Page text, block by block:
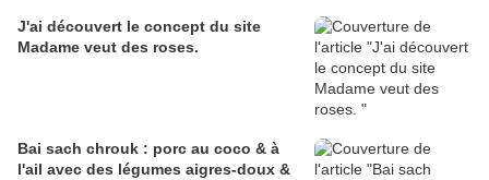
J'ai découvert le concept du site
Madame veut des roses.
Bai sach chrouk : porc au coco & à
l'ail avec des légumes aigres-doux &